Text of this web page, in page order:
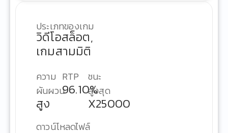
ประเภทของเกม
วิดีโอสล็อต,
เกมสามมิติ
ความ
ผันผวน
สูง
RTP
96.10%
ชนะ
สูงสุด
X25000
ดาวน์โหลดไฟล์